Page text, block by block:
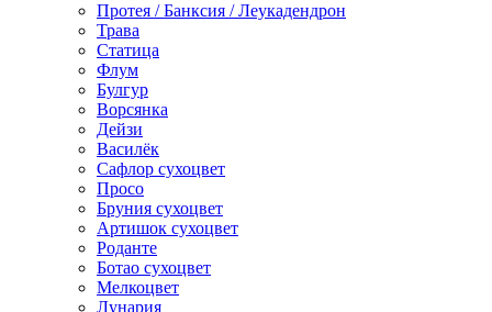
Протея / Банксия / Леукадендрон
Трава
Статица
Флум
Булгур
Ворсянка
Дейзи
Василёк
Сафлор сухоцвет
Просо
Бруния сухоцвет
Артишок сухоцвет
Роданте
Ботао сухоцвет
Мелкоцвет
Лунария